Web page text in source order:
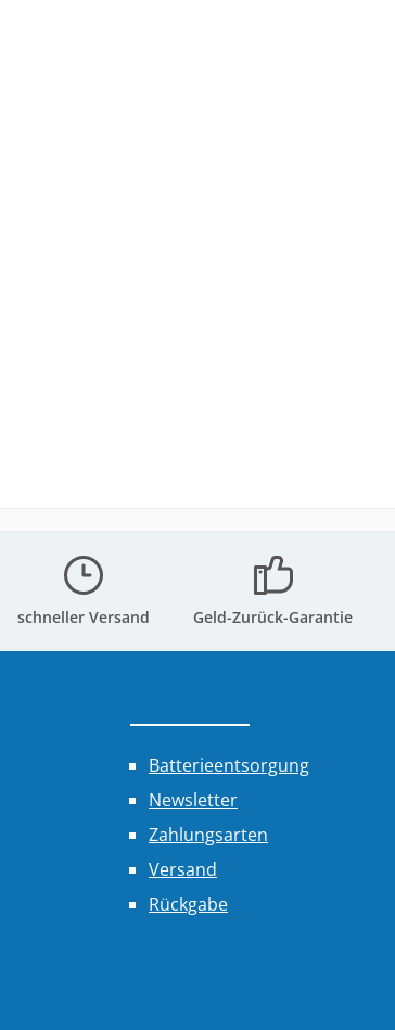
schneller Versand Geld-Zurück-Garantie
Batterieentsorgung
Newsletter
Zahlungsarten
Versand
Rückgabe